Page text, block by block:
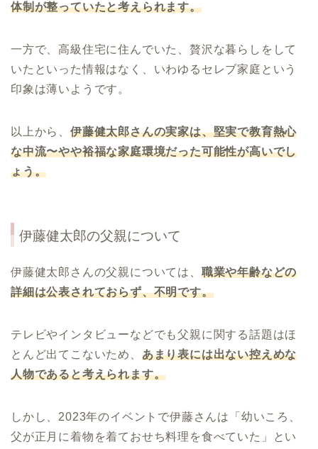
体制が整っていたと考えられます。
一方で、高級住宅に住んでいた、贅沢な暮らしをして
いたといった情報はなく、いわゆるセレブ家庭という
印象は薄いようです。
以上から、 伊藤健太郎さんの実家は、堅実で教育熱心
な中流〜やや裕福な家庭環境だった可能性が高いでし
ょう。
伊藤健太郎の父親について
伊藤健太郎さんの父親については、 職業や年齢などの
詳細は公表されておらず、不明です。
テレビやインタビューなどでも父親に関する話題はほ
とんど出てこないため、 あまり表には出ない控えめな
人物であると考えられます。
しかし、2023年のイベントで伊藤さんは「幼いころ、
父が正月に着物を着ておせち料理を食べていた」とい